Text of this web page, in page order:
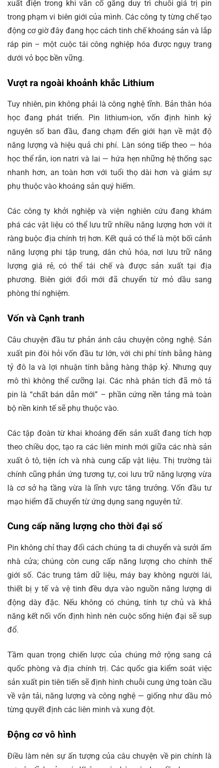
xuất điện trong khi vẫn cố gắng duy trì chuỗi giá trị pin
trong phạm vi biên giới của mình. Các công ty từng chế tạo
động cơ giờ đây đang học cách tinh chế khoáng sản và lắp
ráp pin – một cuộc tái công nghiệp hóa được ngụy trang
dưới vỏ bọc bền vững.
Vượt ra ngoài khoảnh khắc Lithium
Tuy nhiên, pin không phải là công nghệ tĩnh. Bản thân hóa
học đang phát triển. Pin lithium-ion, vốn định hình kỷ
nguyên số ban đầu, đang chạm đến giới hạn về mật độ
năng lượng và hiệu quả chi phí. Làn sóng tiếp theo — hóa
học thể rắn, ion natri và lai — hứa hẹn những hệ thống sạc
nhanh hơn, an toàn hơn với tuổi thọ dài hơn và giảm sự
phụ thuộc vào khoáng sản quý hiếm.
Các công ty khởi nghiệp và viện nghiên cứu đang khám
phá các vật liệu có thể lưu trữ nhiều năng lượng hơn với ít
ràng buộc địa chính trị hơn. Kết quả có thể là một bối cảnh
năng lượng phi tập trung, dân chủ hóa, nơi lưu trữ năng
lượng giá rẻ, có thể tái chế và được sản xuất tại địa
phương. Biên giới đổi mới đã chuyển từ mỏ dầu sang
phòng thí nghiệm.
Vốn và Cạnh tranh
Câu chuyện đầu tư phản ánh câu chuyện công nghệ. Sản
xuất pin đòi hỏi vốn đầu tư lớn, với chi phí tính bằng hàng
tỷ đô la và lợi nhuận tính bằng hàng thập kỷ. Nhưng quy
mô thì không thể cưỡng lại. Các nhà phân tích đã mô tả
pin là “chất bán dẫn mới” – phần cứng nền tảng mà toàn
bộ nền kinh tế sẽ phụ thuộc vào.
Các tập đoàn từ khai khoáng đến sản xuất đang tích hợp
theo chiều dọc, tạo ra các liên minh mới giữa các nhà sản
xuất ô tô, tiện ích và nhà cung cấp vật liệu. Thị trường tài
chính cũng phản ứng tương tự, coi lưu trữ năng lượng vừa
là cơ sở hạ tầng vừa là lĩnh vực tăng trưởng. Vốn đầu tư
mạo hiểm đã chuyển từ ứng dụng sang nguyên tử.
Cung cấp năng lượng cho thời đại số
Pin không chỉ thay đổi cách chúng ta di chuyển và sưởi ấm
nhà cửa; chúng còn cung cấp năng lượng cho chính thế
giới số. Các trung tâm dữ liệu, máy bay không người lái,
thiết bị y tế và vệ tinh đều dựa vào nguồn năng lượng di
động dày đặc. Nếu không có chúng, tính tự chủ và khả
năng kết nối vốn định hình nên cuộc sống hiện đại sẽ sụp
đổ.
Tầm quan trọng chiến lược của chúng mở rộng sang cả
quốc phòng và địa chính trị. Các quốc gia kiểm soát việc
sản xuất pin tiên tiến sẽ định hình chuỗi cung ứng toàn cầu
về vận tải, năng lượng và công nghệ — giống như dầu mỏ
từng quyết định các liên minh và xung đột.
Động cơ vô hình
Điều làm nên sự ấn tượng của câu chuyện về pin chính là